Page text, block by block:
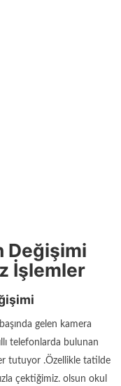
Değişimi
İşlemler
gelen kamera
telefonlarda bulunan
tutuyor .Özellikle tatilde
çektiğimiz. olsun okul